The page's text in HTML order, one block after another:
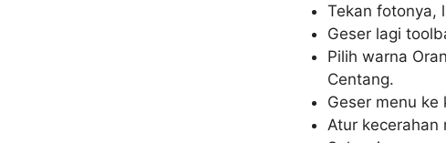
Tekan fotonya,
Geser lagi
Pilih warna
Centang.
Geser menu ke
Atur kecerahan